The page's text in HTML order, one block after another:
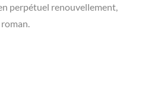
perpétuel renouvellement,